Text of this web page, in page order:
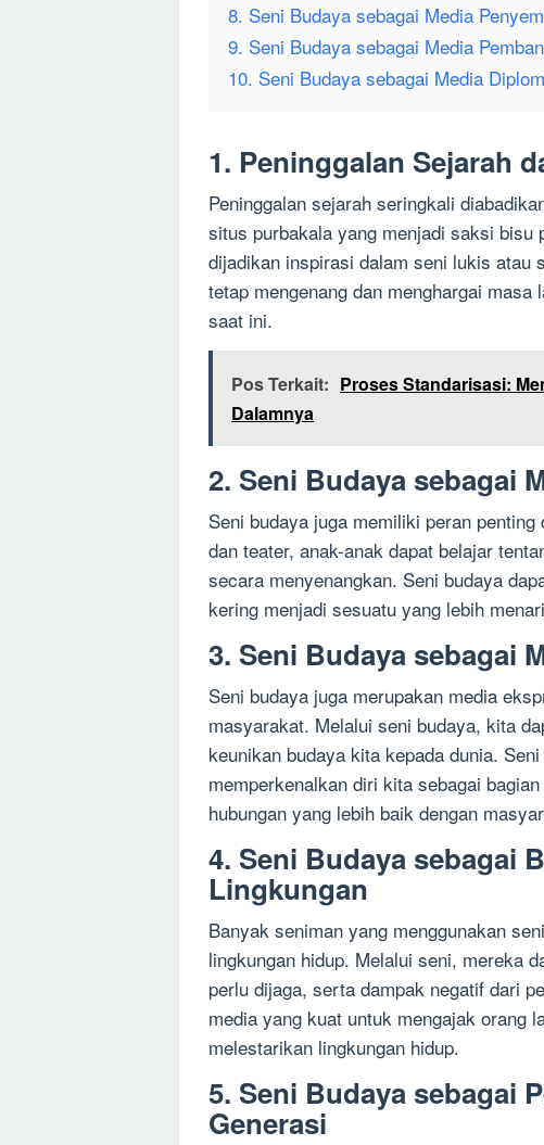
8. Seni Budaya sebagai Media
9. Seni Budaya sebagai Media
10. Seni Budaya sebagai Media
1. Peninggalan Sejarah
Peninggalan sejarah seringkali
situs purbakala yang menjadi saksi bisu
dijadikan inspirasi dalam seni lukis atau
tetap mengenang dan menghargai
saat ini.
Pos Terkait: Proses Standarisasi:
Dalamnya
2. Seni Budaya sebagai
Seni budaya juga memiliki peran
dan teater, anak-anak dapat belajar
secara menyenangkan. Seni budaya
kering menjadi sesuatu yang lebih
3. Seni Budaya sebagai
Seni budaya juga merupakan media
masyarakat. Melalui seni budaya, kita
keunikan budaya kita kepada dunia.
memperkenalkan diri kita sebagai
hubungan yang lebih baik dengan
4. Seni Budaya sebagai
Lingkungan
Banyak seniman yang menggunakan
lingkungan hidup. Melalui seni, mereka
perlu dijaga, serta dampak negatif dari
media yang kuat untuk mengajak orang
melestarikan lingkungan hidup.
5. Seni Budaya sebagai
Generasi